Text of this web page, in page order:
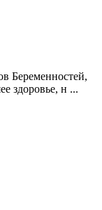
Беременностей,
здоровье, н ...